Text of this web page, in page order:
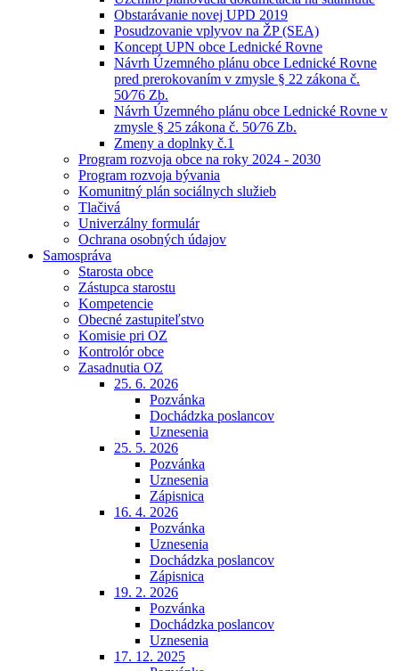
Obstarávanie novej UPD 2019
Posudzovanie vplyvov na ŽP (SEA)
Koncept UPN obce Lednické Rovne
Návrh Územného plánu obce Lednické Rovne
pred prerokovaním v zmysle § 22 zákona č.
50⁄76 Zb.
Návrh Územného plánu obce Lednické Rovne v
zmysle § 25 zákona č. 50⁄76 Zb.
Zmeny a doplnky č.1
Program rozvoja obce na roky 2024 - 2030
Program rozvoja bývania
Komunitný plán sociálnych služieb
Tlačivá
Univerzálny formulár
Ochrana osobných údajov
Samospráva
Starosta obce
Zástupca starostu
Kompetencie
Obecné zastupiteľstvo
Komisie pri OZ
Kontrolór obce
Zasadnutia OZ
25. 6. 2026
Pozvánka
Dochádzka poslancov
Uznesenia
25. 5. 2026
Pozvánka
Uznesenia
Zápisnica
16. 4. 2026
Pozvánka
Uznesenia
Dochádzka poslancov
Zápisnica
19. 2. 2026
Pozvánka
Dochádzka poslancov
Uznesenia
17. 12. 2025